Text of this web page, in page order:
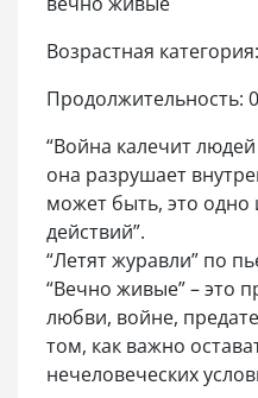
Возрастная категория:
Продолжительность:
“Война калечит
она разрушает
может быть, это
действий”.
“Летят журавли” по
“Вечно живые” – это
любви, войне,
том, как важно
нечеловеческих